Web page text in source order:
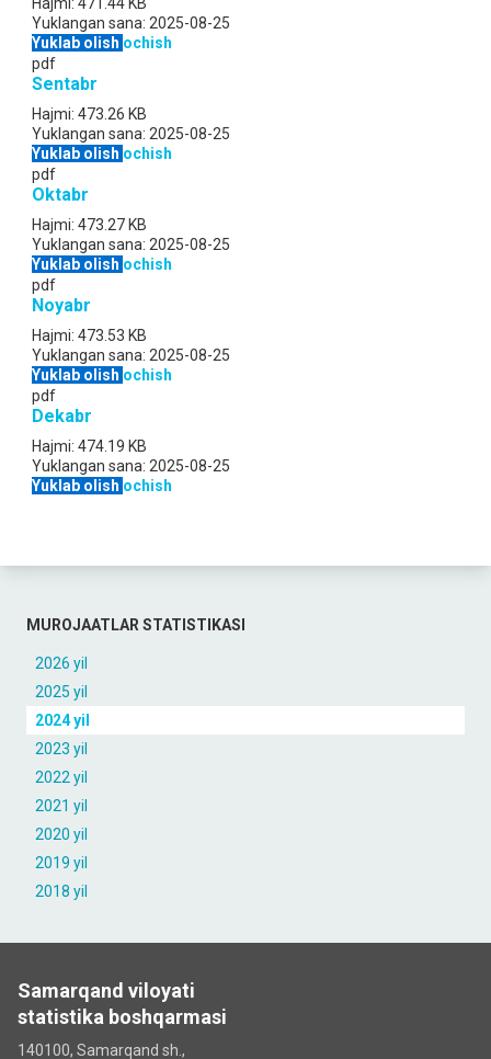
MUROJAATLAR STATISTIKASI
2026 yil
2025 yil
2024 yil
2023 yil
2022 yil
2021 yil
2020 yil
2019 yil
2018 yil
Yuklangan sana: 2025-08-25
Yuklab olish ochish
pdf
Sentabr
Hajmi: 473.26 KB
Yuklangan sana: 2025-08-25
Yuklab olish ochish
pdf
Oktabr
Hajmi: 473.27 KB
Yuklangan sana: 2025-08-25
Yuklab olish ochish
pdf
Noyabr
Hajmi: 473.53 KB
Yuklangan sana: 2025-08-25
Yuklab olish ochish
pdf
Dekabr
Hajmi: 474.19 KB
Yuklangan sana: 2025-08-25
Yuklab olish ochish
Samarqand viloyati
statistika boshqarmasi
140100, Samarqand sh.,